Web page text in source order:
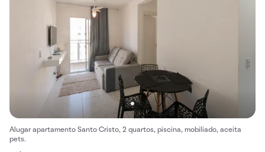
Alugar apartamento Santo Cristo, 2 quartos, piscina, mobiliado, aceita
pets.